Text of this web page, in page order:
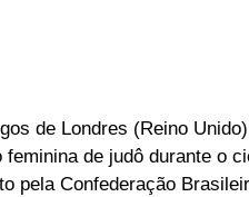
de Londres (Reino
de judô durante o
pela Confederação